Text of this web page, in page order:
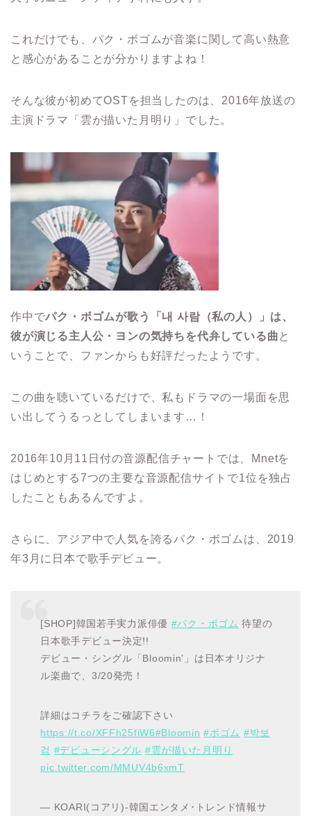
これだけでも、パク・ボゴムが音楽に関して高い熱意
と感心があることが分かりますよね！
そんな彼が初めてOSTを担当したのは、2016年放送の
主演ドラマ「雲が描いた月明り」でした。
作中でパク・ボゴムが歌う「내 사람（私の人）」は、
彼が演じる主人公・ヨンの気持ちを代弁している曲 と
いうことで、ファンからも好評だったようです。
この曲を聴いているだけで、私もドラマの一場面を思
い出してうるっとしてしまいます…！
2016年10月11日付の音源配信チャートでは、Mnetを
はじめとする7つの主要な音源配信サイトで1位を独占
したこともあるんですよ。
さらに、アジア中で人気を誇るパク・ボゴムは、2019
年3月に日本で歌手デビュー。
[SHOP]韓国若手実力派俳優 #パク・ボゴム 待望の
日本歌手デビュー決定!!
デビュー・シングル「Bloomin’」は日本オリジナ
ル楽曲で、3/20発売！
詳細はコチラをご確認下さい
https://t.co/XFFh25fiW6#Bloomin #ボゴム #박보
검 #デビューシングル #雲が描いた月明り
pic.twitter.com/MMUV4b6xmT
— KOARI(コアリ)-韓国エンタメ･トレンド情報サ